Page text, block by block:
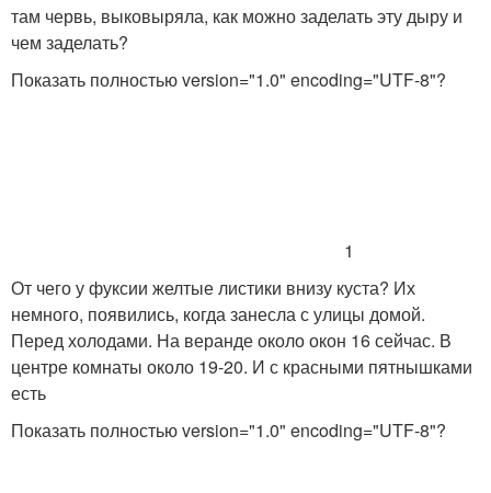
там червь, выковыряла, как можно заделать эту дыру и
чем заделать?
Показать полностьюversion="1.0" encoding="UTF-8"?
1
От чего у фуксии желтые листики внизу куста? Их
немного, появились, когда занесла с улицы домой.
Перед холодами. На веранде около окон 16 сейчас. В
центре комнаты около 19-20. И с красными пятнышками
есть
Показать полностьюversion="1.0" encoding="UTF-8"?